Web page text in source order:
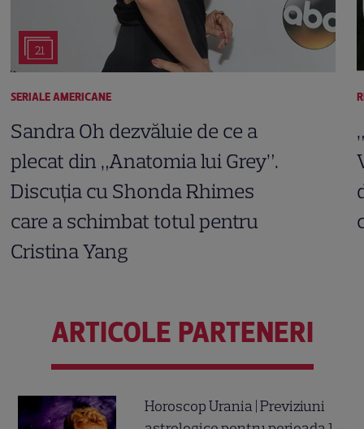
21
SERIALE AMERICANE
Sandra Oh dezvăluie de ce a
plecat din „Anatomia lui Grey”.
Discuția cu Shonda Rhimes
care a schimbat totul pentru
Cristina Yang
ARTICOLE PARTENERI
Horoscop Urania | Previziuni